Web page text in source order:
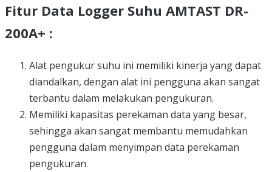
Fitur Data Logger Suhu AMTAST DR-
200A+ :
Alat pengukur suhu ini memiliki kinerja yang dapat
diandalkan, dengan alat ini pengguna akan sangat
terbantu dalam melakukan pengukuran.
Memiliki kapasitas perekaman data yang besar,
sehingga akan sangat membantu memudahkan
pengguna dalam menyimpan data perekaman
pengukuran.